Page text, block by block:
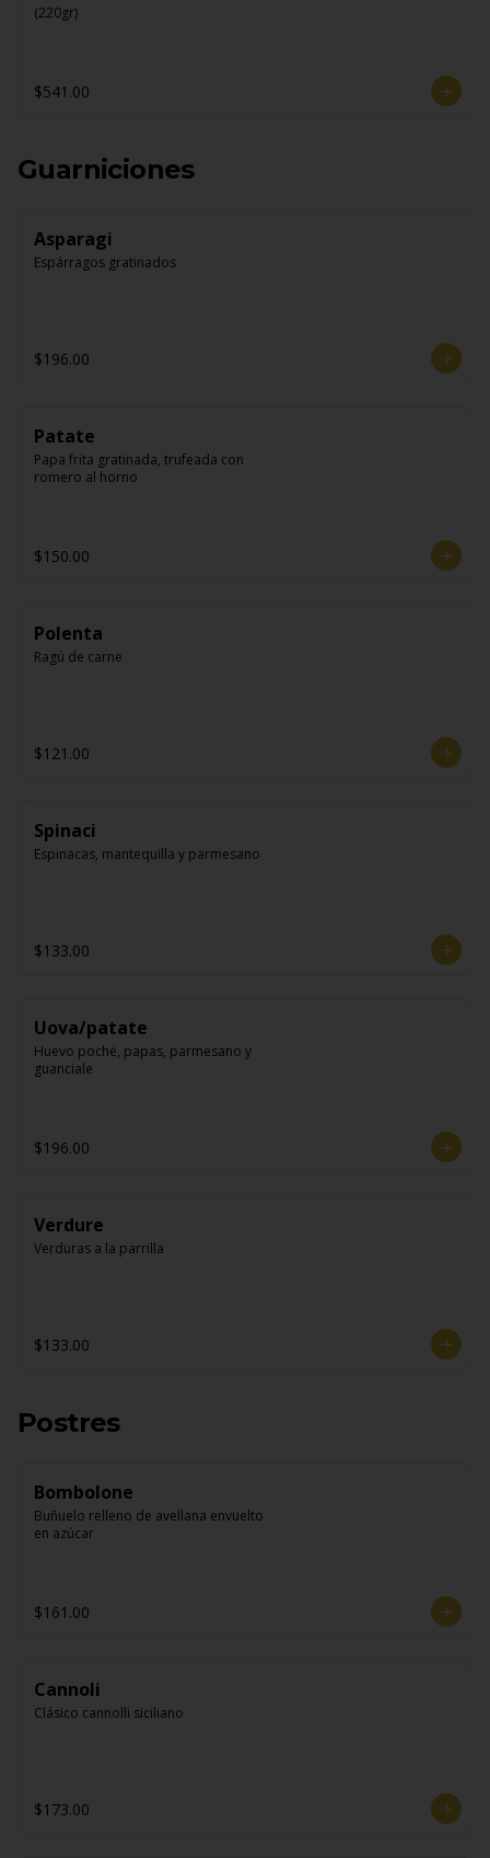
(220gr)
$541.00
Guarniciones
Asparagi
Espárragos gratinados
$196.00
Patate
Papa frita gratinada, trufeada con
romero al horno
$150.00
Polenta
Ragú de carne
$121.00
Spinaci
Espinacas, mantequilla y parmesano
$133.00
Uova/patate
Huevo poché, papas, parmesano y
guanciale
$196.00
Verdure
Verduras a la parrilla
$133.00
Postres
Bombolone
Buñuelo relleno de avellana envuelto
en azúcar
$161.00
Cannoli
Clásico cannolli siciliano
$173.00